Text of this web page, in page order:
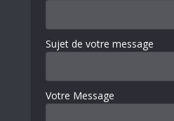
Sujet de votre message
Votre Message